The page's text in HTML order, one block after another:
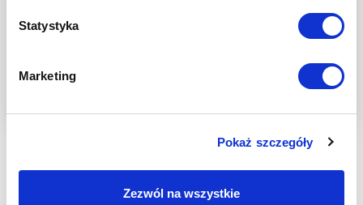
Statystyka
Marketing
Pokaż szczegóły
Zezwól na wszystkie
ODPORNOŚĆ
RZEPAKU OZIMEGO
Rzepak ozimy LG BARACUDA oferuje bardzo wysoką
odporność na specyficzne rasy kiły kapusty oraz